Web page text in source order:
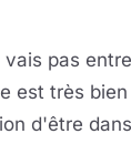
pas
est très
d'être